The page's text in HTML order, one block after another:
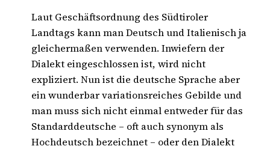
Laut Geschäftsordnung des Südtiroler
Landtags kann man Deutsch und Italienisch ja
gleichermaßen verwenden. Inwiefern der
Dialekt eingeschlossen ist, wird nicht
expliziert. Nun ist die deutsche Sprache aber
ein wunderbar variationsreiches Gebilde und
man muss sich nicht einmal entweder für das
Standarddeutsche – oft auch synonym als
Hochdeutsch bezeichnet – oder den Dialekt